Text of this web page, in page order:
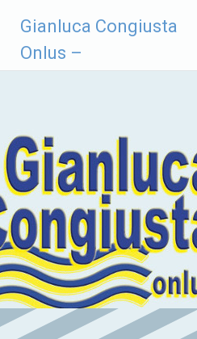
contenuto
Gianluca Congiusta
Onlus –